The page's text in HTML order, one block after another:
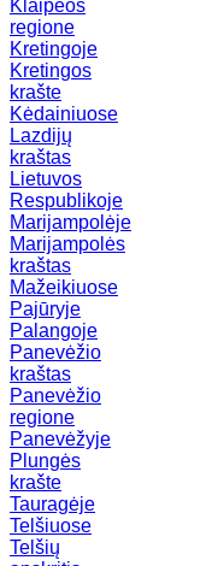
Klaipėos
regione
Kretingoje
Kretingos
krašte
Kėdainiuose
Lazdijų
kraštas
Lietuvos
Respublikoje
Marijampolėje
Marijampolės
kraštas
Mažeikiuose
Pajūryje
Palangoje
Panevėžio
kraštas
Panevėžio
regione
Panevėžyje
Plungės
krašte
Tauragėje
Telšiuose
Telšių